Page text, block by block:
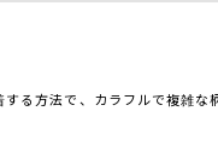
る方法で、カラフルで複雑な